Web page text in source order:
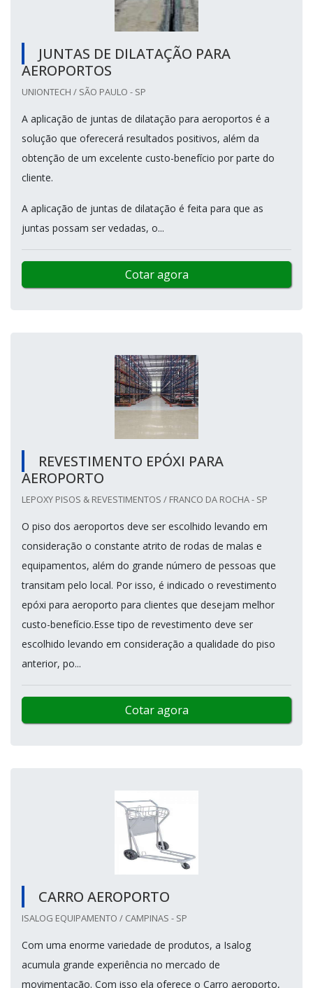
JUNTAS DE DILATAÇÃO PARA
AEROPORTOS
UNIONTECH / SÃO PAULO - SP
A aplicação de juntas de dilatação para aeroportos é a
solução que oferecerá resultados positivos, além da
obtenção de um excelente custo-benefício por parte do
cliente.
A aplicação de juntas de dilatação é feita para que as
juntas possam ser vedadas, o...
Cotar agora
REVESTIMENTO EPÓXI PARA
AEROPORTO
LEPOXY PISOS & REVESTIMENTOS / FRANCO DA ROCHA - SP
O piso dos aeroportos deve ser escolhido levando em
consideração o constante atrito de rodas de malas e
equipamentos, além do grande número de pessoas que
transitam pelo local. Por isso, é indicado o revestimento
epóxi para aeroporto para clientes que desejam melhor
custo-benefício.Esse tipo de revestimento deve ser
escolhido levando em consideração a qualidade do piso
anterior, po...
Cotar agora
CARRO AEROPORTO
ISALOG EQUIPAMENTO / CAMPINAS - SP
Com uma enorme variedade de produtos, a Isalog
acumula grande experiência no mercado de
movimentação. Com isso ela oferece o Carro aeroporto,